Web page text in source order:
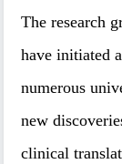
The research
have initiated
numerous
new
clinical